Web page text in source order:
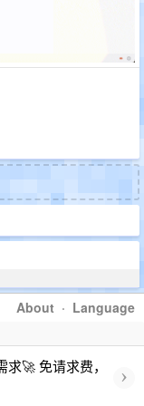
About · Language
🚀 免请求费，
›